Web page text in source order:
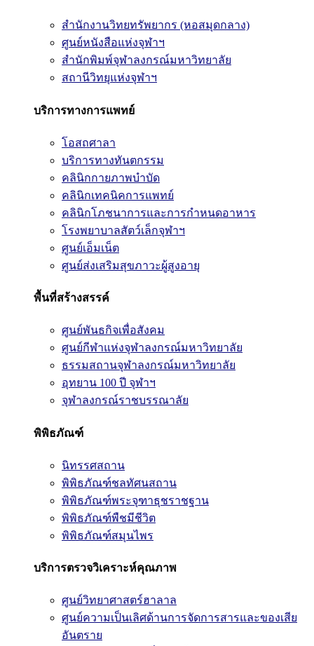
สำนักงานวิทยทรัพยากร (หอสมุดกลาง)
ศูนย์หนังสือแห่งจุฬาฯ
สำนักพิมพ์จุฬาลงกรณ์มหาวิทยาลัย
สถานีวิทยุแห่งจุฬาฯ
บริการทางการแพทย์
โอสถศาลา
บริการทางทันตกรรม
คลินิกกายภาพบำบัด
คลินิกเทคนิคการแพทย์
คลินิกโภชนาการและการกำหนดอาหาร
โรงพยาบาลสัตว์เล็กจุฬาฯ
ศูนย์เอ็มเน็ต
ศูนย์ส่งเสริมสุขภาวะผู้สูงอายุ
พื้นที่สร้างสรรค์
ศูนย์พันธกิจเพื่อสังคม
ศูนย์กีฬาแห่งจุฬาลงกรณ์มหาวิทยาลัย
ธรรมสถานจุฬาลงกรณ์มหาวิทยาลัย
อุทยาน 100 ปี จุฬาฯ
จุฬาลงกรณ์ราชบรรณาลัย
พิพิธภัณฑ์
นิทรรศสถาน
พิพิธภัณฑ์ชลทัศนสถาน
พิพิธภัณฑ์พระจุฑาธุชราชฐาน
พิพิธภัณฑ์พืชมีชีวิต
พิพิธภัณฑ์สมุนไพร
บริการตรวจวิเคราะห์คุณภาพ
ศูนย์วิทยาศาสตร์ฮาลาล
ศูนย์ความเป็นเลิศด้านการจัดการสารและของเสีย
อันตราย